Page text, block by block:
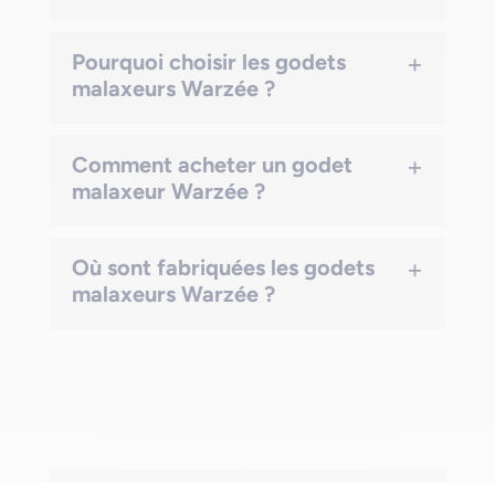
Pourquoi choisir les godets
malaxeurs Warzée ?
+
Comment acheter un godet
malaxeur Warzée ?
+
Où sont fabriquées les godets
malaxeurs Warzée ?
+